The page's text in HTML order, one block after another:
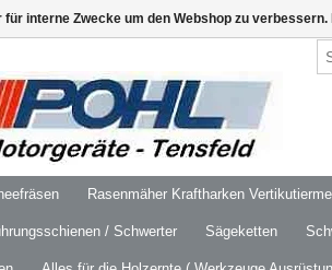
Rasenmäher Kraftharken
/ Schwerter Sägeketten
für interne Zwecke um den Webshop zu